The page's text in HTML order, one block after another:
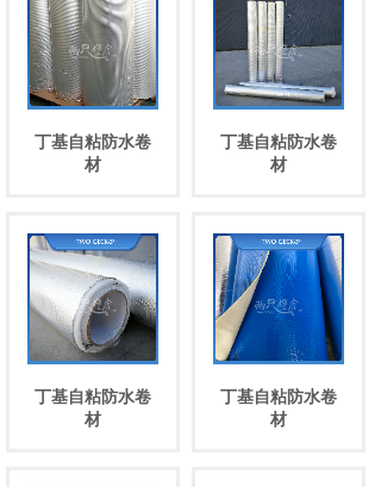
丁基自粘防水卷
材
丁基自粘防水卷
材
丁基自粘防水卷
材
丁基自粘防水卷
材